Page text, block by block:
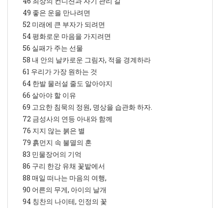
49 좋은 운을 만나려면
52 미래에 큰 부자가 되려면
54 평화로운 마음을 가지려면
56 실패가 주는 선물
58 내 안의 날카로운 그림자, 적을 경계하라
61 우리가 가장 원하는 것
64 한발 물러설 줄도 알아야지
66 살아야 할 이유
69 고요한 침묵의 정원, 명상을 습관화 하자.
72 금성사의 연등 아내와 함께
76 지지 않는 붉은 별
79 흙먼지 속 불멸의 혼
83 민물장어의 기억
86 구리 한강 유채 꽃밭에서
88 매일 떠나는 마음의 여행,
90 어른의 무게, 아이의 날개
94 칭찬의 나이테, 인정의 꽃